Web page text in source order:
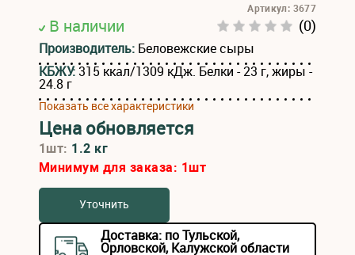
В наличии (0)
Артикул: 3677
Производитель: Беловежские сыры
КБЖУ:315 ккал/1309 кДж. Белки - 23 г, жиры -
24.8 г
Показать все характеристики
Цена обновляется
1шт: 1.2 кг
Минимум для заказа: 1шт
Уточнить
Доставка: по Тульской,
Орловской, Калужской области